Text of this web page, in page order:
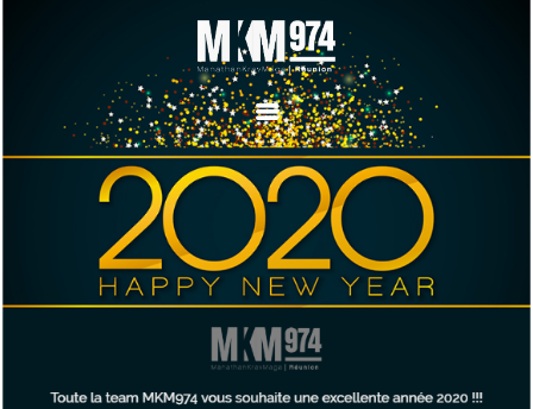
ACCUEIL
LE KRAV MAGA
NOS COURS
LE CLUB
INSCRIPTION
PROGRAMME
TECHNIQUE FEKM
CONTACTEZ-NOUS